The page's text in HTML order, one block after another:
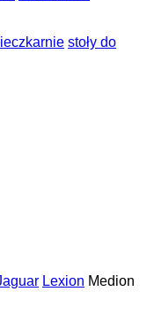
stoły do
Lexion Medion